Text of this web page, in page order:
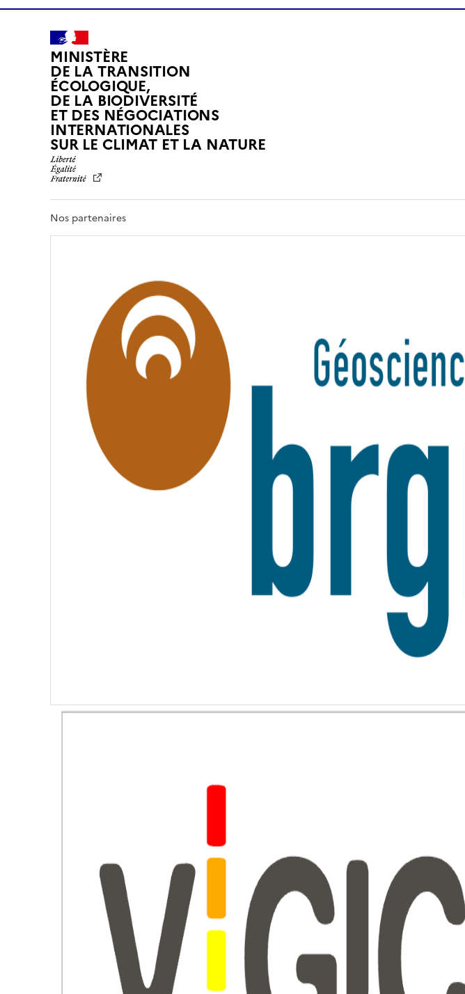
MINISTÈRE
DE LA TRANSITION
ÉCOLOGIQUE,
DE LA BIODIVERSITÉ
ET DES NÉGOCIATIONS
INTERNATIONALES
SUR LE CLIMAT ET LA NATUREL
R
É
R
R
N
T
Nos partenaires